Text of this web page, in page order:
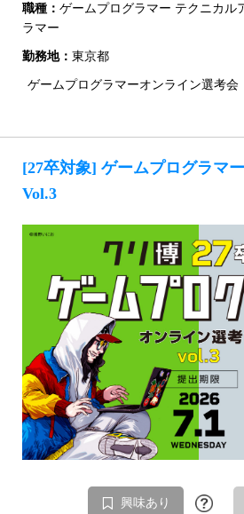
職種： ゲームプログラマー テクニカル
ラマー
勤務地： 東京都
ゲームプログラマーオンライン選考会
[27卒対象] ゲームプログラマ
Vol.3
興味あり